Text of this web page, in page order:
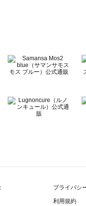
プライバシ
利用規約